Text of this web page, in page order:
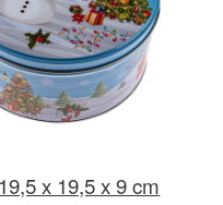
x 19,5 x 9 cm